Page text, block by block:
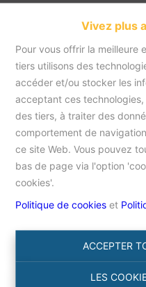
Vivez plus
Pour vous offrir la meilleure
tiers utilisons des
accéder et/ou stocker les
acceptant ces
des tiers, à traiter des
comportement de
ce site Web. Vous pouvez
bas de page via l'option
cookies'.
Politique de cookies et
ACCEPTER
LES
Accueil
Accueil